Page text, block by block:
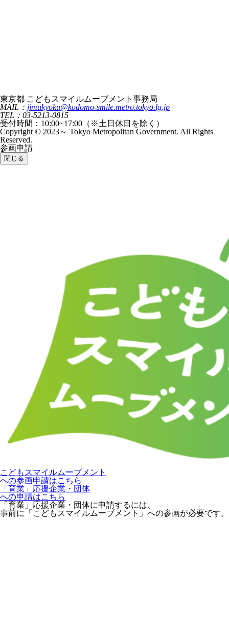
東京都 こどもスマイルムーブメント事務局
MAIL： jimukyoku@kodomo-smile.metro.tokyo.lg.jp
TEL：03-5213-0815
受付時間：10:00~17:00（※土日休日を除く）
Copyright © 2023～ Tokyo Metropolitan Government. All Rights
Reserved.
参画申請
閉じる
こどもスマイルムーブメント
への参画申請はこちら
「育業」応援企業・団体
への申請はこちら
「育業」応援企業・団体に申請するには、
事前に「こどもスマイルムーブメント」への参画が必要です。